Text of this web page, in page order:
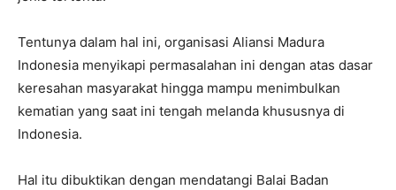
Tentunya dalam hal ini, organisasi Aliansi Madura
Indonesia menyikapi permasalahan ini dengan atas dasar
keresahan masyarakat hingga mampu menimbulkan
kematian yang saat ini tengah melanda khususnya di
Indonesia.
Hal itu dibuktikan dengan mendatangi Balai Badan